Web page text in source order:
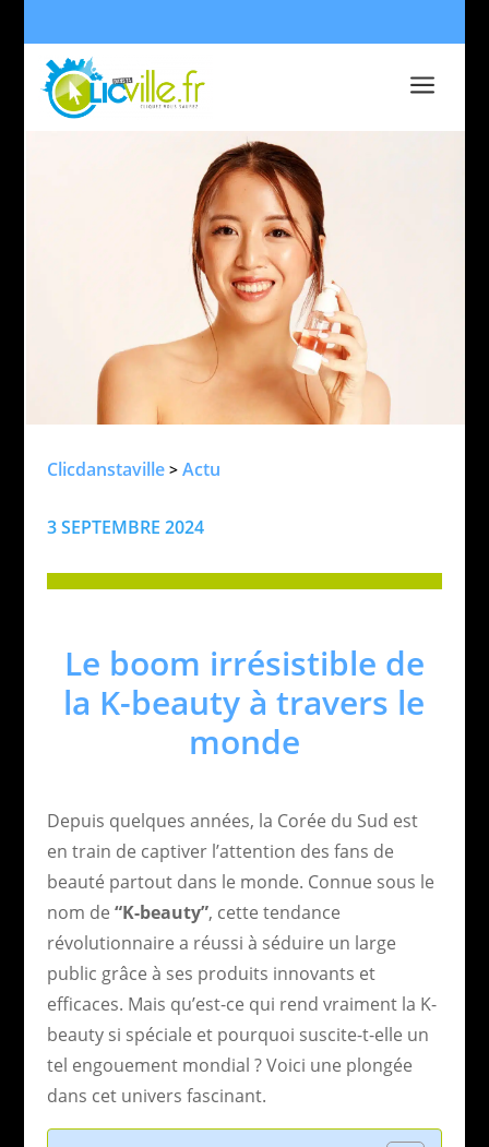
a
Clicdanstaville> Actu
3 SEPTEMBRE 2024
Le boom irrésistible de
la K-beauty à travers le
monde
Depuis quelques années, la Corée du Sud est
en train de captiver l’attention des fans de
beauté partout dans le monde. Connue sous le
nom de “K-beauty”, cette tendance
révolutionnaire a réussi à séduire un large
public grâce à ses produits innovants et
efficaces. Mais qu’est-ce qui rend vraiment la K-
beauty si spéciale et pourquoi suscite-t-elle un
tel engouement mondial ? Voici une plongée
dans cet univers fascinant.